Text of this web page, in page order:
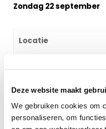
Deze website maakt
We gebruiken cookies om
personaliseren, om
Zondag 22 september
Locatie
Locatie
Shimano Experience
Gulpener brouwerij